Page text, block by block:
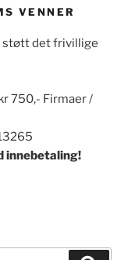
VENNER
støtt det frivillige
750,- Firmaer /
innebetaling!